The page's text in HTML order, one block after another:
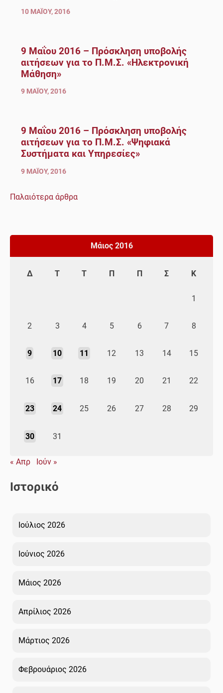
10 ΜΑΪ́ΟΥ, 2016
9 Μαΐου 2016 – Πρόσκληση υποβολής
αιτήσεων για το Π.Μ.Σ. «Ηλεκτρονική
Μάθηση»
9 ΜΑΪ́ΟΥ, 2016
9 Μαΐου 2016 – Πρόσκληση υποβολής
αιτήσεων για το Π.Μ.Σ. «Ψηφιακά
Συστήματα και Υπηρεσίες»
9 ΜΑΪ́ΟΥ, 2016
Πλοήγηση
Παλαιότερα άρθρα
Μάιος 2016
Δ Τ Τ Π Π Σ Κ
1
2 3 4 5 6 7 8
9 10 11 12 13 14 15
16 17 18 19 20 21 22
23 24 25 26 27 28 29
30 31
« Απρ Ιούν »
Ιστορικό
Ιούλιος 2026
Ιούνιος 2026
Μάιος 2026
Απρίλιος 2026
Μάρτιος 2026
Φεβρουάριος 2026